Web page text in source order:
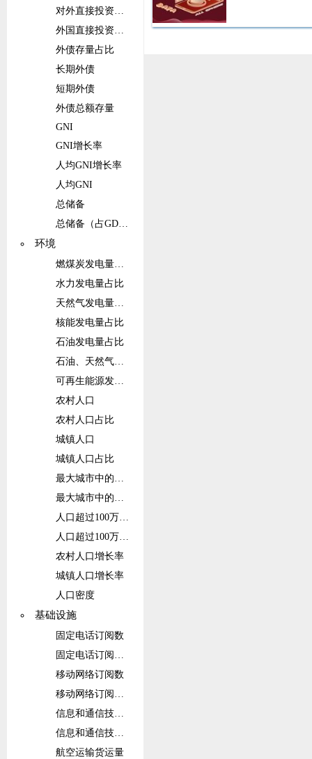
对外直接投资净流出占比
外国直接投资净流出
外债存量占比
长期外债
短期外债
外债总额存量
GNI
GNI增长率
人均GNI增长率
人均GNI
总储备
总储备（占GDP的比重）
环境
燃煤炭发电量占比
水力发电量占比
天然气发电量占比
核能发电量占比
石油发电量占比
石油、天然气和煤炭能源的发电量占比
可再生能源发电量（不包括水电）占比
农村人口
农村人口占比
城镇人口
城镇人口占比
最大城市中的人口
最大城市中的人口占比
人口超过100万的城市群中的人口
人口超过100万的城市群中的人口占比
农村人口增长率
城镇人口增长率
人口密度
基础设施
固定电话订阅数
固定电话订阅数（每100人）
移动网络订阅数
移动网络订阅数（每100人）
信息和通信技术(ICT)服务出口占比
信息和通信技术(ICT)服务出口
航空运输货运量